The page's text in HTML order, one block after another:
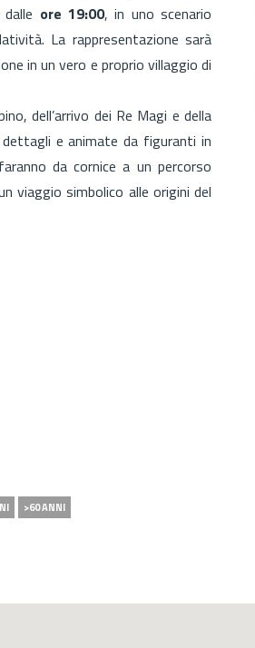
ore 19:00, in uno scenario
La rappresentazione sarà
in un vero e proprio villaggio di
dell’arrivo dei Re Magi e della
e animate da figuranti in
da cornice a un percorso
viaggio simbolico alle origini del
>60 ANNI